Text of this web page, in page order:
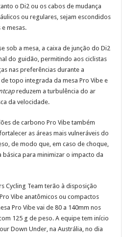
o Di2 ou os cabos de mudança
ou regulares, sejam escondidos
mesas.
sob a mesa, a caixa de junção do Di2
do guidão, permitindo aos ciclistas
nas preferências durante a
topo integrada da mesa Pro Vibe e
reduzem a turbulência do ar
da velocidade.
de carbono Pro Vibe também
as áreas mais vulneráveis do
de modo que, em caso de choque,
para minimizar o impacto da
Cycling Team terão à disposição
Vibe anatômicos ou compactos
Pro Vibe vai de 80 a 140mm nos
125 g de peso. A equipe tem início
Down Under, na Austrália, no dia